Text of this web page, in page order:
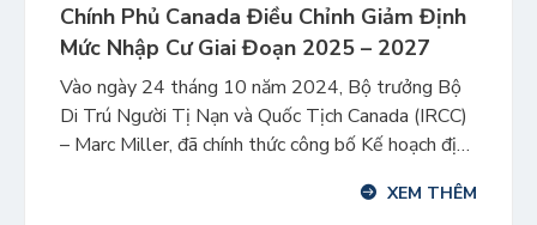
Chính Phủ Canada Điều Chỉnh Giảm Định
Mức Nhập Cư Giai Đoạn 2025 – 2027
Vào ngày 24 tháng 10 năm 2024, Bộ trưởng Bộ
Di Trú Người Tị Nạn và Quốc Tịch Canada (IRCC)
– Marc Miller, đã chính thức công bố Kế hoạch định
này được thiết lập với mục tiêu quản lý sự tăng
XEM THÊM